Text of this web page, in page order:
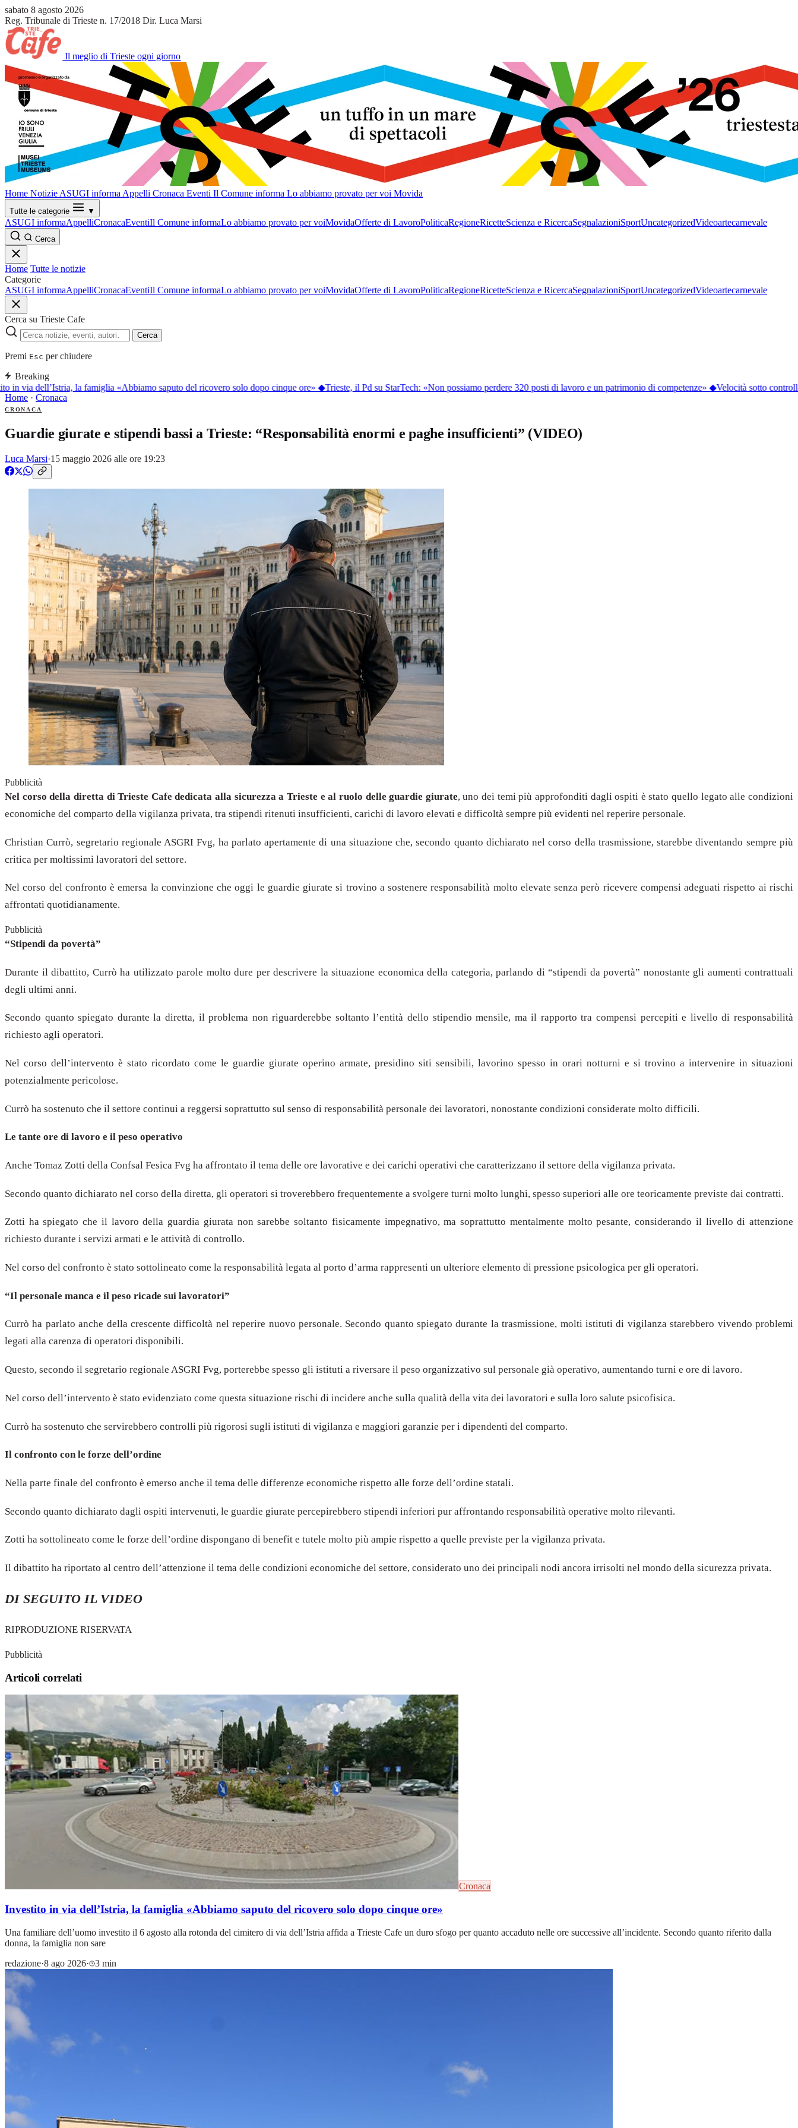
sabato 8 agosto 2026
Reg. Tribunale di Trieste n. 17/2018 Dir. Luca Marsi
Il meglio di Trieste ogni giorno
Home Notizie ASUGI informa Appelli Cronaca Eventi Il Comune informa Lo abbiamo provato per voi Movida
Tutte le categorie ▼
ASUGI informaAppelliCronacaEventiIl Comune informaLo abbiamo provato per voiMovidaOfferte di LavoroPoliticaRegioneRicetteScienza e RicercaSegnalazioniSportUncategorizedVideoartecarnevale
Cerca
Home Tutte le notizie
Categorie
ASUGI informaAppelliCronacaEventiIl Comune informaLo abbiamo provato per voiMovidaOfferte di LavoroPoliticaRegioneRicetteScienza e RicercaSegnalazioniSportUncategorizedVideoartecarnevale
Cerca su Trieste Cafe
Cerca
Premi Esc per chiudere
Breaking
in via dell’Istria, la famiglia «Abbiamo saputo del ricovero solo dopo cinque ore»◆Trieste, il Pd su StarTech: «Non possiamo perdere 320 posti di lavoro e un patrimonio di competenze»◆Velocità sotto controllo
Home · Cronaca
CRONACA
Guardie giurate e stipendi bassi a Trieste: “Responsabilità enormi e paghe insufficienti” (VIDEO)
Luca Marsi·15 maggio 2026 alle ore 19:23
Pubblicità
Nel corso della diretta di Trieste Cafe dedicata alla sicurezza a Trieste e al ruolo delle guardie giurate, uno dei temi più approfonditi dagli ospiti è stato quello legato alle condizioni
economiche del comparto della vigilanza privata, tra stipendi ritenuti insufficienti, carichi di lavoro elevati e difficoltà sempre più evidenti nel reperire personale.
Christian Currò, segretario regionale ASGRI Fvg, ha parlato apertamente di una situazione che, secondo quanto dichiarato nel corso della trasmissione, starebbe diventando sempre più
critica per moltissimi lavoratori del settore.
Nel corso del confronto è emersa la convinzione che oggi le guardie giurate si trovino a sostenere responsabilità molto elevate senza però ricevere compensi adeguati rispetto ai rischi
affrontati quotidianamente.
Pubblicità
“Stipendi da povertà”
Durante il dibattito, Currò ha utilizzato parole molto dure per descrivere la situazione economica della categoria, parlando di “stipendi da povertà” nonostante gli aumenti contrattuali
degli ultimi anni.
Secondo quanto spiegato durante la diretta, il problema non riguarderebbe soltanto l’entità dello stipendio mensile, ma il rapporto tra compensi percepiti e livello di responsabilità
richiesto agli operatori.
Nel corso dell’intervento è stato ricordato come le guardie giurate operino armate, presidino siti sensibili, lavorino spesso in orari notturni e si trovino a intervenire in situazioni
potenzialmente pericolose.
Currò ha sostenuto che il settore continui a reggersi soprattutto sul senso di responsabilità personale dei lavoratori, nonostante condizioni considerate molto difficili.
Le tante ore di lavoro e il peso operativo
Anche Tomaz Zotti della Confsal Fesica Fvg ha affrontato il tema delle ore lavorative e dei carichi operativi che caratterizzano il settore della vigilanza privata.
Secondo quanto dichiarato nel corso della diretta, gli operatori si troverebbero frequentemente a svolgere turni molto lunghi, spesso superiori alle ore teoricamente previste dai contratti.
Zotti ha spiegato che il lavoro della guardia giurata non sarebbe soltanto fisicamente impegnativo, ma soprattutto mentalmente molto pesante, considerando il livello di attenzione
richiesto durante i servizi armati e le attività di controllo.
Nel corso del confronto è stato sottolineato come la responsabilità legata al porto d’arma rappresenti un ulteriore elemento di pressione psicologica per gli operatori.
“Il personale manca e il peso ricade sui lavoratori”
Currò ha parlato anche della crescente difficoltà nel reperire nuovo personale. Secondo quanto spiegato durante la trasmissione, molti istituti di vigilanza starebbero vivendo problemi
legati alla carenza di operatori disponibili.
Questo, secondo il segretario regionale ASGRI Fvg, porterebbe spesso gli istituti a riversare il peso organizzativo sul personale già operativo, aumentando turni e ore di lavoro.
Nel corso dell’intervento è stato evidenziato come questa situazione rischi di incidere anche sulla qualità della vita dei lavoratori e sulla loro salute psicofisica.
Currò ha sostenuto che servirebbero controlli più rigorosi sugli istituti di vigilanza e maggiori garanzie per i dipendenti del comparto.
Il confronto con le forze dell’ordine
Nella parte finale del confronto è emerso anche il tema delle differenze economiche rispetto alle forze dell’ordine statali.
Secondo quanto dichiarato dagli ospiti intervenuti, le guardie giurate percepirebbero stipendi inferiori pur affrontando responsabilità operative molto rilevanti.
Zotti ha sottolineato come le forze dell’ordine dispongano di benefit e tutele molto più ampie rispetto a quelle previste per la vigilanza privata.
Il dibattito ha riportato al centro dell’attenzione il tema delle condizioni economiche del settore, considerato uno dei principali nodi ancora irrisolti nel mondo della sicurezza privata.
DI SEGUITO IL VIDEO
RIPRODUZIONE RISERVATA
Pubblicità
Articoli correlati
Cronaca
Investito in via dell’Istria, la famiglia «Abbiamo saputo del ricovero solo dopo cinque ore»
Una familiare dell’uomo investito il 6 agosto alla rotonda del cimitero di via dell’Istria affida a Trieste Cafe un duro sfogo per quanto accaduto nelle ore successive all’incidente. Secondo quanto riferito dalla
donna, la famiglia non sare
redazione·8 ago 2026· 3 min